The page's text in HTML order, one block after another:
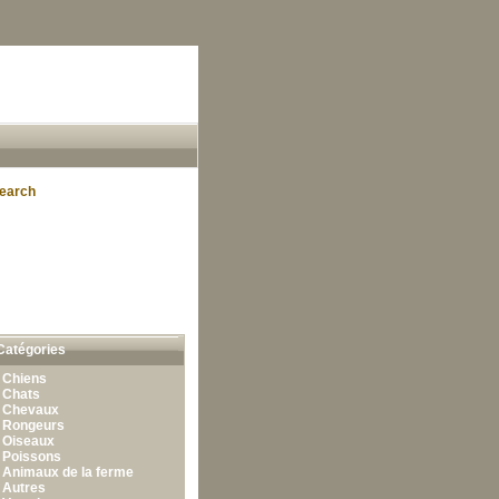
Chiens
Chats
Chevaux
Rongeurs
Oiseaux
Poissons
Animaux de la ferme
Autres